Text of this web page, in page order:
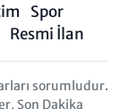
Spor
Resmi İlan
sorumludur.
Son Dakika